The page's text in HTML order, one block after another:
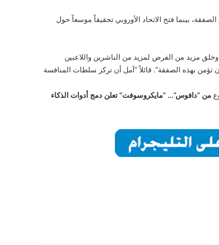
بينما فتح الاتحاد الأوروبي تحقيقاً موسعاً حول
مزيد من الفرص لمزيد من الناشرين واللاعبين
تؤمن بهذه الصفقة”. قائلاً “آمل أن تركز سلطات المنافسة
من “دافوس”… “مايكروسوفت” تعلن دمج أدوات الذكاء